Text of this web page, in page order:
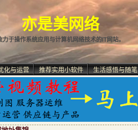
亦是美网络
力于操作系统应用与计算机网络技术的IT网站。
化与运营 推荐实用小软件 生活感悟与随笔